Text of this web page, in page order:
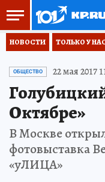
НОВОСТИ ТОЛЬКО У
ОБЩЕСТВО 22 мая 2017
Октябре»
В Москве
фотовыставка
«уЛИЦА»